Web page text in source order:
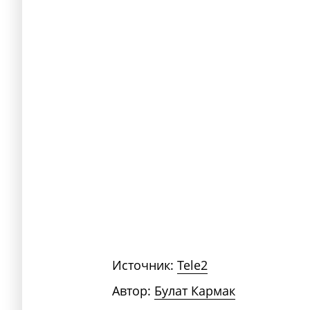
Источник: Tele2
Автор: Булат Кармак